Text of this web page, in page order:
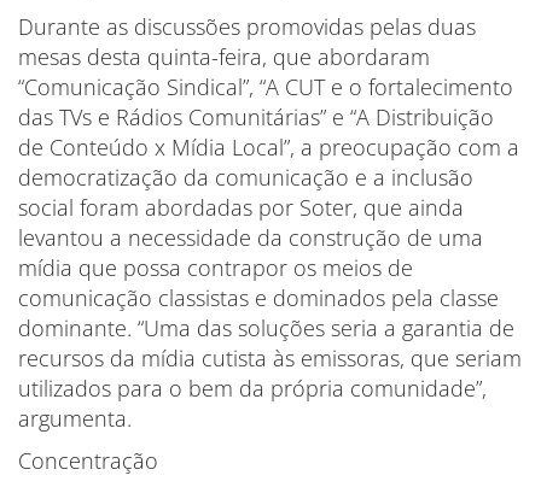
Durante as discussões promovidas pelas duas
mesas desta quinta-feira, que abordaram
“Comunicação Sindical”, “A CUT e o fortalecimento
das TVs e Rádios Comunitárias” e “A Distribuição
de Conteúdo x Mídia Local”, a preocupação com a
democratização da comunicação e a inclusão
social foram abordadas por Soter, que ainda
levantou a necessidade da construção de uma
mídia que possa contrapor os meios de
comunicação classistas e dominados pela classe
dominante. “Uma das soluções seria a garantia de
recursos da mídia cutista às emissoras, que seriam
utilizados para o bem da própria comunidade”,
argumenta.
Concentração